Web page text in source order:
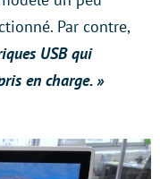
Par contre,
USB qui
en charge. »